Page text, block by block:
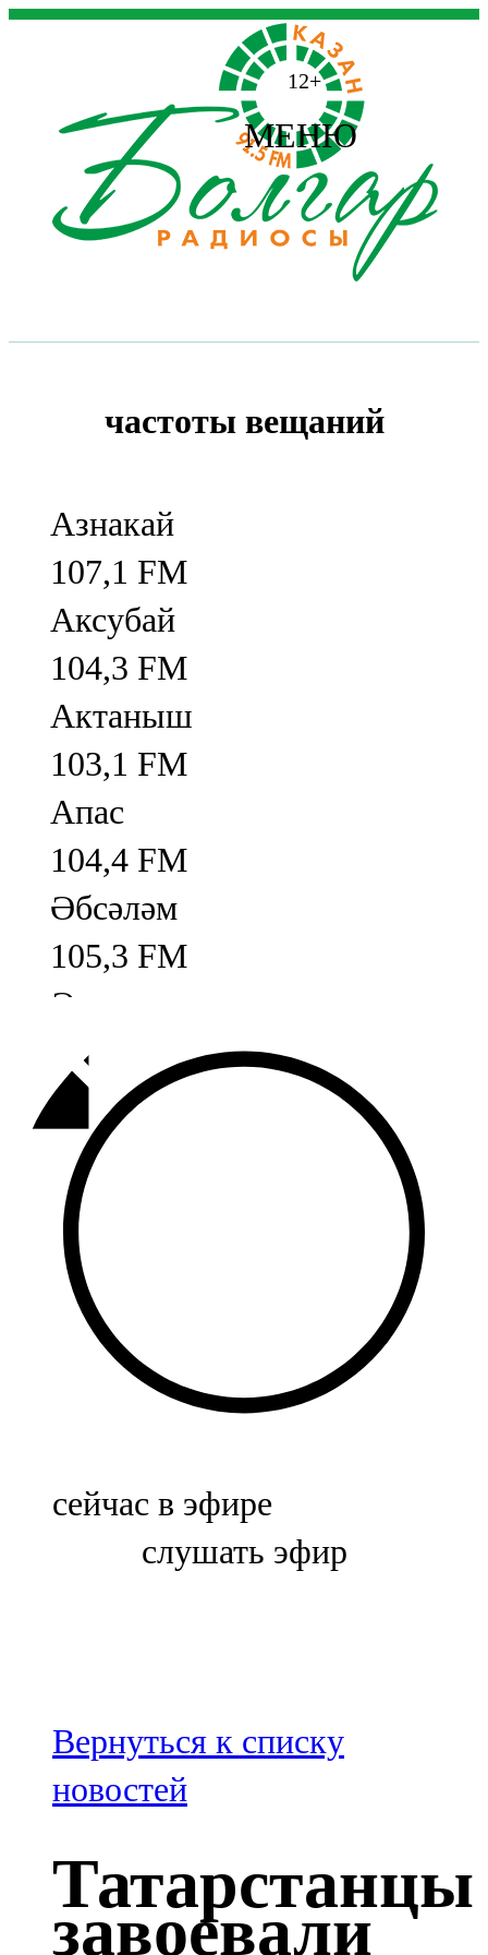
12+
МЕНЮ
частоты вещаний
Азнакай
107,1 FM
Аксубай
104,3 FM
Актаныш
103,1 FM
Апас
104,4 FM
Әбсәләм
105,3 FM
Әлмәт
92,9 FM
Базарлы матак
107,1 FM
Балык бистәсе
104,9 FM
Баулы
107,5 FM
Биләр
Болгар
100,3 FM
Зәй
106,6 FM
Кадыбаш
105,2 FM
сейчас в эфире
слушать эфир
Вернуться к списку
новостей
Татарстанцы
завоевали